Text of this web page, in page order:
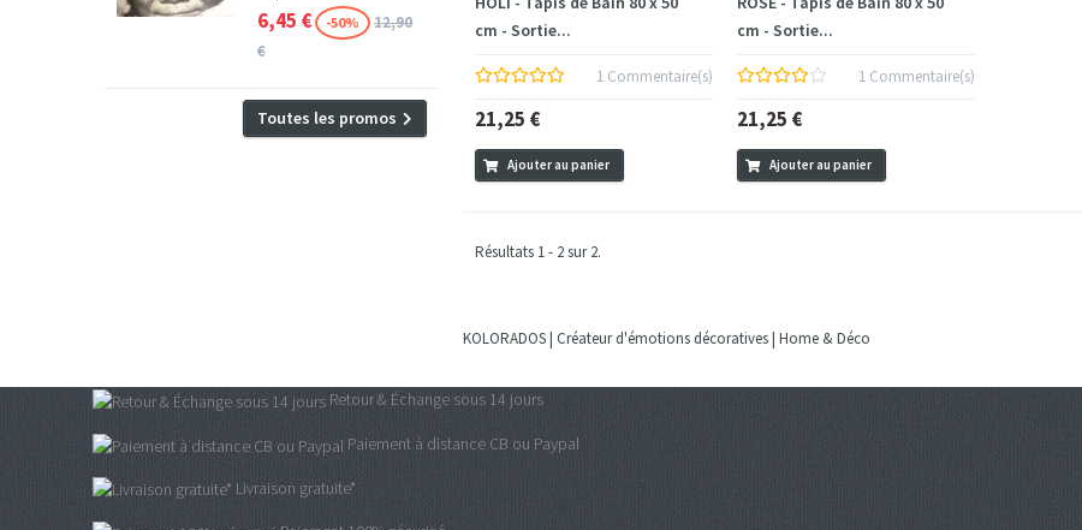
6,45 € -50%
12,90
€
Toutes les promos
cm - Sortie...
1 Commentaire(s)
21,25 €
Ajouter au panier
cm - Sortie...
1 Commentaire(s)
21,25 €
Ajouter au panier
Résultats 1 - 2 sur 2.
KOLORADOS | Créateur d'émotions décoratives | Home & Déco
Retour & Échange sous 14 jours
Paiement à distance CB ou Paypal
Livraison gratuite*